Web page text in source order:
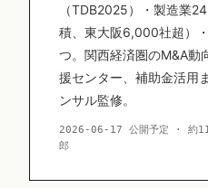
（TDB2025）・製造業
積、東大阪6,000社超）
つ。関西経済圏のM&A動
援センター、補助金活用
ンサル監修。
2026-06-17 公開予定 · 約
郎